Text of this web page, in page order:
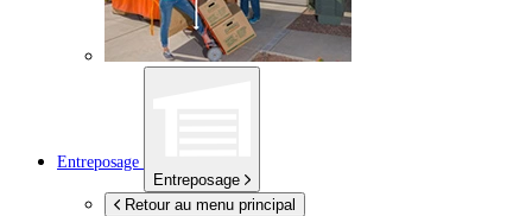
Entreposage
Entreposage
Retour au menu principal